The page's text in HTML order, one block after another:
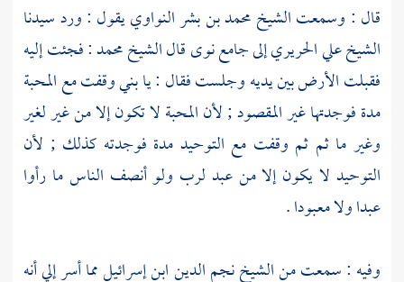
قال : وسمعتالشيخ محمد بن بشر النواوييقول : ورد سيدنا
الشيخ علي الحريريإلىجامع نوىقالالشيخ محمد: فجئت إليه
فقبلت الأرض بين يديه وجلست فقال : يا بني وقفت مع المحبة
مدة فوجدتها غير المقصود ; لأن المحبة لا تكون إلا من غير لغير
وغير ما ثم ثم وقفت مع التوحيد مدة فوجدته كذلك ; لأن
التوحيد لا يكون إلا من عبد لرب ولو أنصف الناس ما رأوا
عبدا ولا معبودا .
وفيه : سمعت منالشيخ نجم الدين ابن إسرائيلمما أسر إلي أنه